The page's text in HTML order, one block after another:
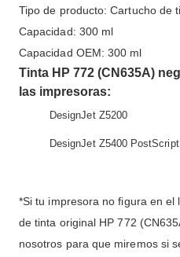
Tipo de producto: Cartucho de
Capacidad: 300 ml
Capacidad OEM: 300 ml
Tinta HP 772 (CN635A)
las impresoras:
DesignJet Z5200
DesignJet Z5400
*Si tu impresora no figura en
de tinta original HP 772
nosotros para que miremos si